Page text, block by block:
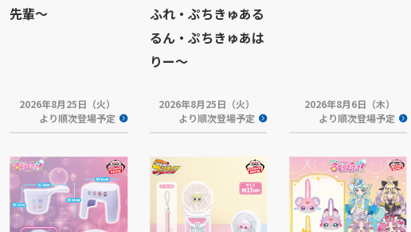
先輩～
2026年8月25日（火）
より順次登場予定
ふれ・ぷちきゅある
るん・ぷちきゅあは
りー～
2026年8月25日（火）
より順次登場予定
2026年8月6日（木）
より順次登場予定